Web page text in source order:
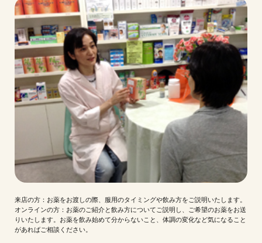
来店の方：お薬をお渡しの際、服用のタイミングや飲み方をご説明いたします。
オンラインの方：お薬のご紹介と飲み方についてご説明し、ご希望のお薬をお送
りいたします。お薬を飲み始めて分からないこと、体調の変化など気になること
があればご相談ください。